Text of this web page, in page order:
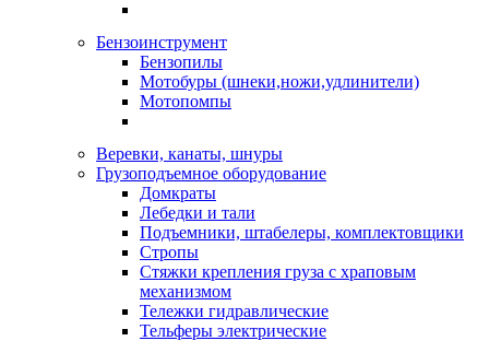
Бензоинструмент
Бензопилы
Мотобуры (шнеки,ножи,удлинители)
Мотопомпы
Веревки, канаты, шнуры
Грузоподъемное оборудование
Домкраты
Лебедки и тали
Подъемники, штабелеры, комплектовщики
Стропы
Стяжки крепления груза с храповым
механизмом
Тележки гидравлические
Тельферы электрические